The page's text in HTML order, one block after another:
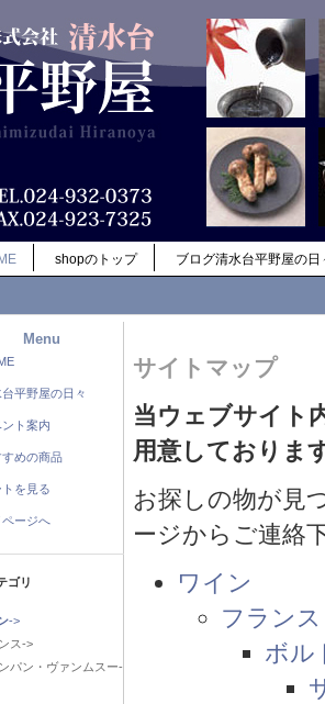
shopのトップ ブログ清水台平野屋の日
Menu
平野屋の日々
ント案内
すめの商品
トを見る
ページへ
リ
->
ス->
パン・ヴァンムスー-
サイトマップ
当ウェブサイト
用意しておりま
お探しの物が見
ージからご連絡
ワイン
フランス
ボル